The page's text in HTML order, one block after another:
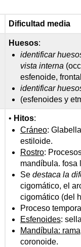
Dificultad media
Huesos:
identificar
vista interna
esfenoide,
identificar
(esfenoides y
• Hitos:
Cráneo:
estiloide.
Rostro:
mandíbula. fosa
Se destaca la
cigomático, el
cigomático (del
Proceso
Esfenoides:
Mandíbula: rama
coronoide.